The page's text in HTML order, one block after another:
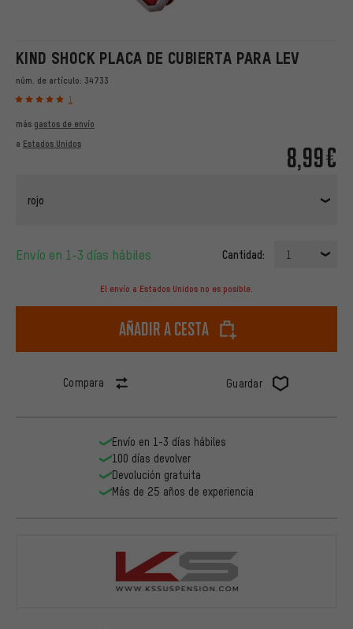
KIND SHOCK PLACA DE CUBIERTA PARA LEV
núm. de artículo: 34733
1
8,99€
más gastos de envío
a Estados Unidos
rojo
Envío en 1-3 días hábiles Cantidad: 1
El envío a Estados Unidos no es posible.
Añadir a cesta
Compara Guardar
Envío en 1-3 días hábiles
100 días devolver
Devolución gratuita
Más de 25 años de experiencia